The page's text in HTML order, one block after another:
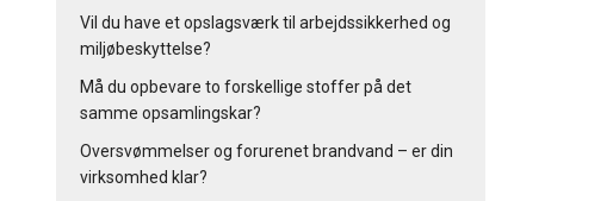
Vil du have et opslagsværk til arbejdssikkerhed og
miljøbeskyttelse?
Må du opbevare to forskellige stoffer på det
samme opsamlingskar?
Oversvømmelser og forurenet brandvand – er din
virksomhed klar?